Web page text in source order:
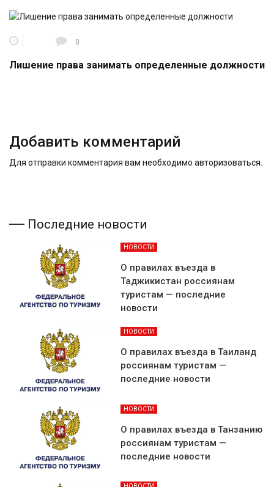
0
Лишение права занимать определенные должности
Добавить комментарий
Для отправки комментария вам необходимо авторизоваться.
Последние новости
НОВОСТИ
О правилах въезда в
Таджикистан россиянам
туристам — последние
новости
НОВОСТИ
О правилах въезда в Таиланд
россиянам туристам —
последние новости
НОВОСТИ
О правилах въезда в Танзанию
россиянам туристам —
последние новости